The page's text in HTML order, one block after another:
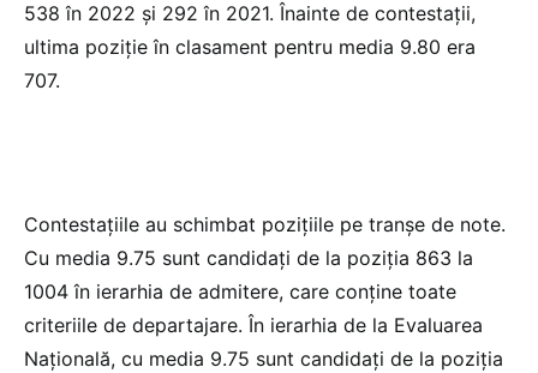
538 în 2022 și 292 în 2021. Înainte de contestații,
ultima poziție în clasament pentru media 9.80 era
707.
Contestațiile au schimbat pozițiile pe tranșe de note.
Cu media 9.75 sunt candidați de la poziția 863 la
1004 în ierarhia de admitere, care conține toate
criteriile de departajare. În ierarhia de la Evaluarea
Națională, cu media 9.75 sunt candidați de la poziția